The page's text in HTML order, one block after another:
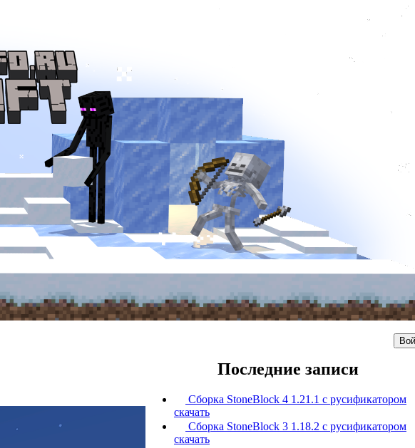
Последние записи
Сборка StoneBlock 4 1.21.1 с русификатором
скачать
Сборка StoneBlock 3 1.18.2 с русификатором
скачать